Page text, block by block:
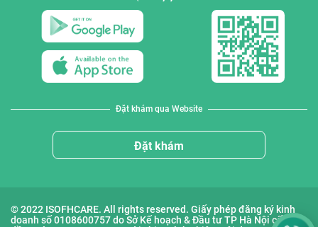
Đặt khám qua Website
Đặt khám
© 2022 ISOFHCARE. All rights reserved. Giấy phép đăng ký kinh
doanh số 0108600757 do Sở Kế hoạch & Đầu tư TP Hà Nội cấp lần